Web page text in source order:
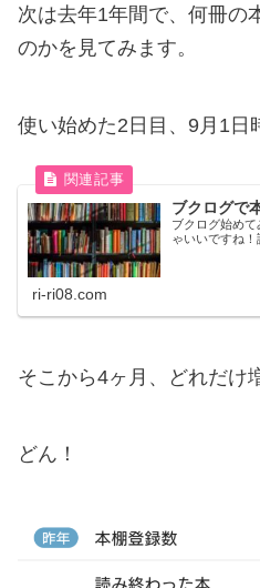
次は去年1年間で、何冊の
のかを見てみます。
使い始めた2日目、9月1日
ブクログで
ブクログ始め
ゃいいですね！
ri-ri08.com
そこから4ヶ月、どれだけ
どん！